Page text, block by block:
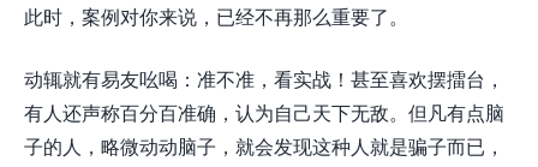
此时，案例对你来说，已经不再那么重要了。
动辄就有易友吆喝：准不准，看实战！甚至喜欢摆擂台，
有人还声称百分百准确，认为自己天下无敌。但凡有点脑
子的人，略微动动脑子，就会发现这种人就是骗子而已，